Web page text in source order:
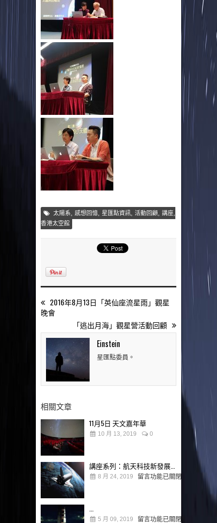
太陽系, 感想回憶, 星匯點資訊, 活動回顧, 講座,
香港太空館
2016年8月13日「英仙座流星雨」觀星
晚會
「逃出月海」觀星營活動回顧
Einstein
星匯點委員。
相關文章
11月5日 天文嘉年華
10 月 13, 2019 0
講座系列：航天科技新發展...
8 月 24, 2019 留言功能已關閉
5 月 09, 2019 留言功能已關閉